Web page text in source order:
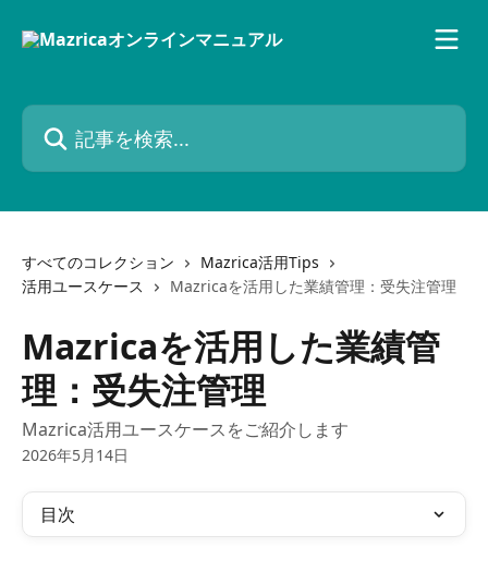
記事を検索...
すべてのコレクション
Mazrica活用Tips
活用ユースケース
Mazricaを活用した業績管理：受失注管理
Mazricaを活用した業績管
理：受失注管理
Mazrica活用ユースケースをご紹介します
2026年5月14日
目次